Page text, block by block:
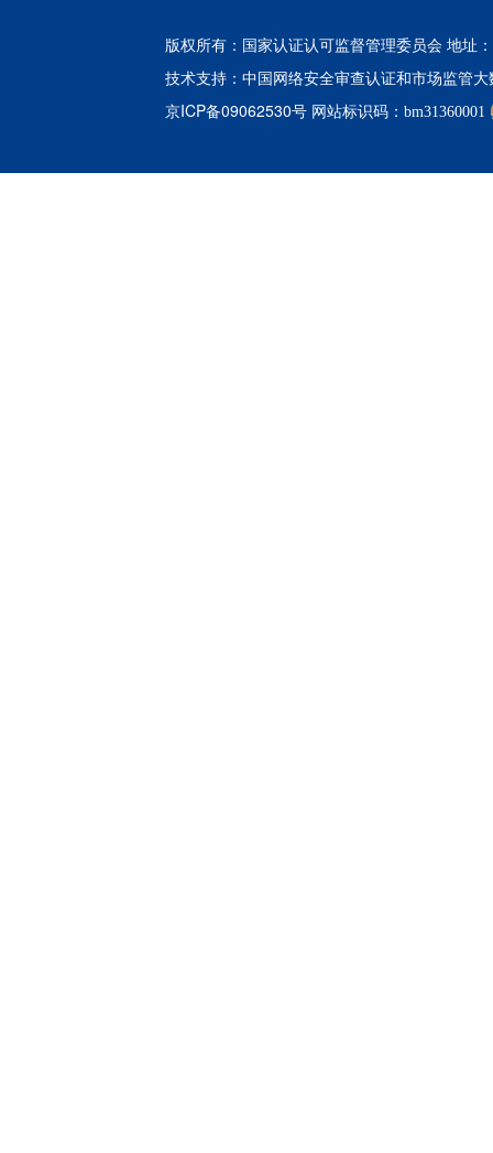
版权所有：国家认证认可监督管理委员会 地址
技术支持： 中国网络安全审查认证和市场监管
京ICP备09062530号 网站标识码：bm31360001